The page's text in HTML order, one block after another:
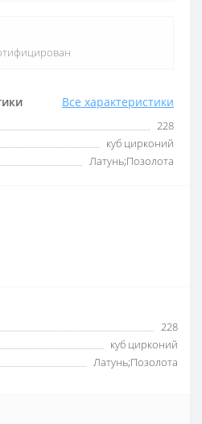
Все характеристики
228
куб цирконий
Латунь;Позолота
228
куб цирконий
Латунь;Позолота